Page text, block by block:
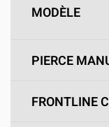
MODÈLE
PIERCE
FRONTLINE